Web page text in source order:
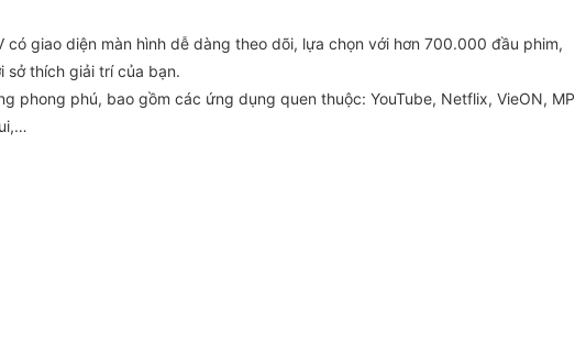
có giao diện màn hình dễ dàng theo dõi, lựa chọn với hơn 700.000 đầu phim,
sở thích giải trí của bạn.
phong phú, bao gồm các ứng dụng quen thuộc: YouTube, Netflix, VieON,